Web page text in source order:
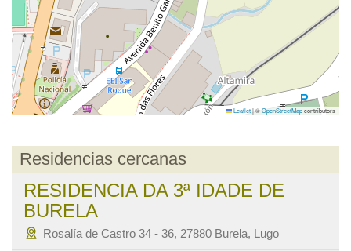
Leaflet|©OpenStreetMapcontributors
Residencias cercanas
RESIDENCIA DA 3ª IDADE DE
BURELA
Rosalía de Castro 34 - 36, 27880 Burela, Lugo